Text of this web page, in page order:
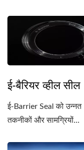
ई-बैरियर व्हील सील
ई-Barrier Seal को उन्नत
तकनीकों और सामग्रियों...